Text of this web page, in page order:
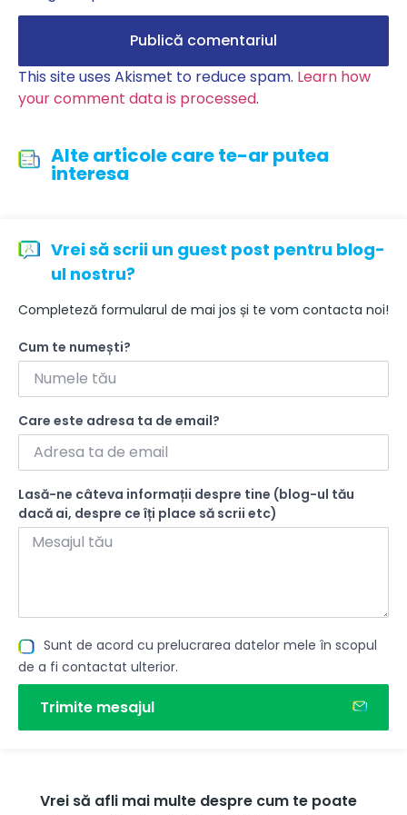
This site uses Akismet to reduce spam. Learn how
your comment data is processed.
Alte articole care te-ar putea
interesa
Vrei să scrii un guest post pentru blog-
ul nostru?
Completeză formularul de mai jos și te vom contacta noi!
Cum te numești?
Care este adresa ta de email?
Lasă-ne câteva informații despre tine (blog-ul tău
dacă ai, despre ce îți place să scrii etc)
Sunt de acord cu prelucrarea datelor mele în scopul
de a fi contactat ulterior.
Trimite mesajul
Vrei să afli mai multe despre cum te poate